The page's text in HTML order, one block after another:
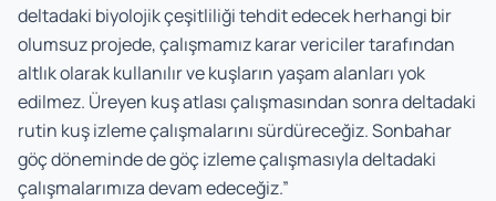
deltadaki biyolojik çeşitliliği tehdit edecek herhangi bir
olumsuz projede, çalışmamız karar vericiler tarafından
altlık olarak kullanılır ve kuşların yaşam alanları yok
edilmez. Üreyen kuş atlası çalışmasından sonra deltadaki
rutin kuş izleme çalışmalarını sürdüreceğiz. Sonbahar
göç döneminde de göç izleme çalışmasıyla deltadaki
çalışmalarımıza devam edeceğiz.”